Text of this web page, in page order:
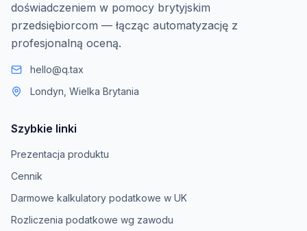
doświadczeniem w pomocy brytyjskim
przedsiębiorcom — łącząc automatyzację z
profesjonalną oceną.
hello@q.tax
Londyn, Wielka Brytania
Szybkie linki
Prezentacja produktu
Cennik
Darmowe kalkulatory podatkowe w UK
Rozliczenia podatkowe wg zawodu